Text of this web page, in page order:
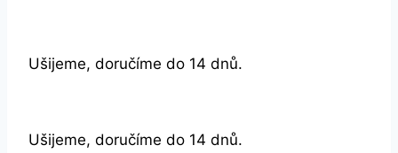
Ušijeme, doručíme do 14 dnů.
Ušijeme, doručíme do 14 dnů.